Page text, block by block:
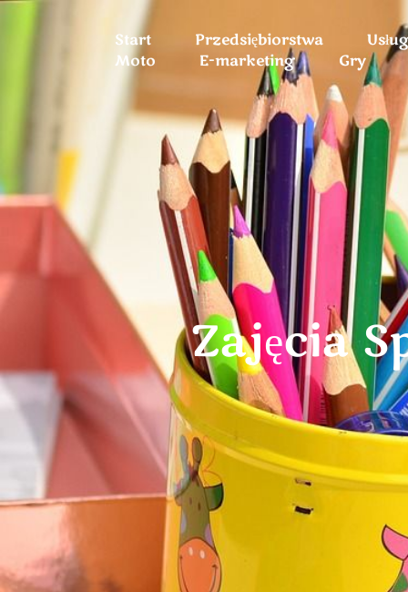
Start Przedsiębiorstwa
Moto
E-marketing Gry
Zajęcia